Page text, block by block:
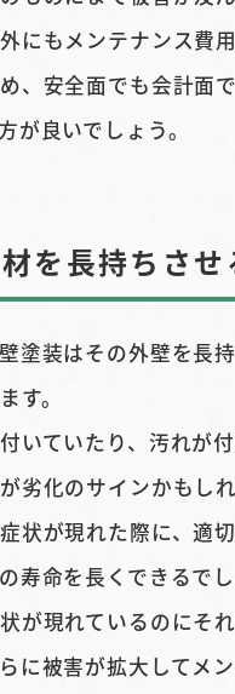
にもメンテナンス費
、安全面でも会計面
が良いでしょう。
を長持ちさせ
塗装はその外壁を長
す。
いていたり、汚れが
劣化のサインかもしれ
状が現れた際に、適
寿命を長くできるでし
が現れているのにそ
に被害が拡大してメ